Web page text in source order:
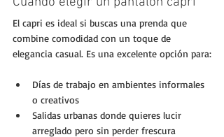
El capri es ideal si buscas una prenda que
combine comodidad con un toque de
elegancia casual. Es una excelente opción para:
Días de trabajo en ambientes informales
o creativos
Salidas urbanas donde quieres lucir
arreglado pero sin perder frescura